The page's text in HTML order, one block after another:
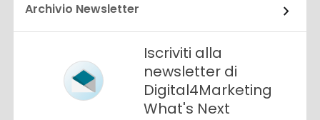
Archivio Newsletter
Iscriviti alla
newsletter di
Digital4Marketing
What's Next